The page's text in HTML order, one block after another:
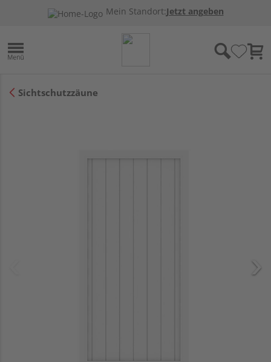
Mein Standort:Jetzt angeben
Sichtschutzzäune